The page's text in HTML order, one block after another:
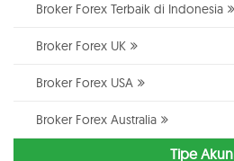
Broker Forex Terbaik di Indonesia
Broker Forex UK
Broker Forex USA
Broker Forex Australia
Tipe Akun